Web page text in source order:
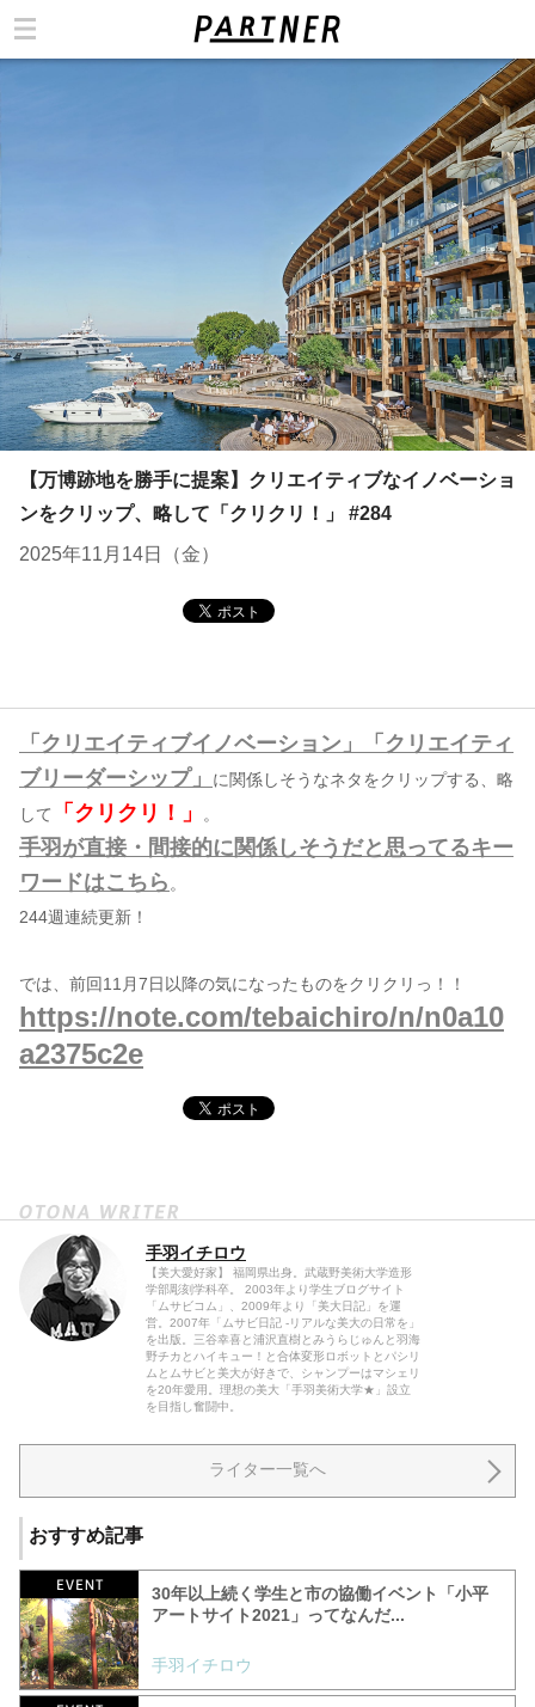
【万博跡地を勝手に提案】クリエイティブなイノベーショ
ンをクリップ、略して「クリクリ！」 #284
2025年11月14日（金）
「クリエイティブイノベーション」「クリエイティ
ブリーダーシップ」
に関係しそうなネタをクリップする、略
して
「クリクリ！」 。
手羽が直接・間接的に関係しそうだと思ってるキー
ワードはこちら 。
244週連続更新！
では、前回11月7日以降の気になったものをクリクリっ！！
https://note.com/tebaichiro/n/n0a10
a2375c2e
手羽イチロウ
【美大愛好家】 福岡県出身。武蔵野美術大学造形
学部彫刻学科卒。 2003年より学生ブログサイト
「ムサビコム」、2009年より「美大日記」を運
営。2007年「ムサビ日記 -リアルな美大の日常を」
を出版。三谷幸喜と浦沢直樹とみうらじゅんと羽海
野チカとハイキュー！と合体変形ロボットとパシリ
ムとムサビと美大が好きで、シャンプーはマシェリ
を20年愛用。理想の美大「手羽美術大学★」設立
を目指し奮闘中。
ライター一覧へ
おすすめ記事
30年以上続く学生と市の協働イベント「小平
アートサイト2021」ってなんだ...
手羽イチロウ
お問い合わせ